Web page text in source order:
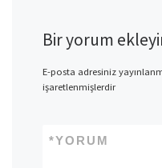
Bir yorum
E-posta adresiniz
işaretlenmişlerdir
YORUM
*